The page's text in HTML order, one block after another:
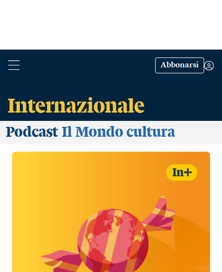
Abbonarsi
Podcast Il Mondo cultura